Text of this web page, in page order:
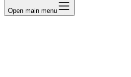
Open main menu